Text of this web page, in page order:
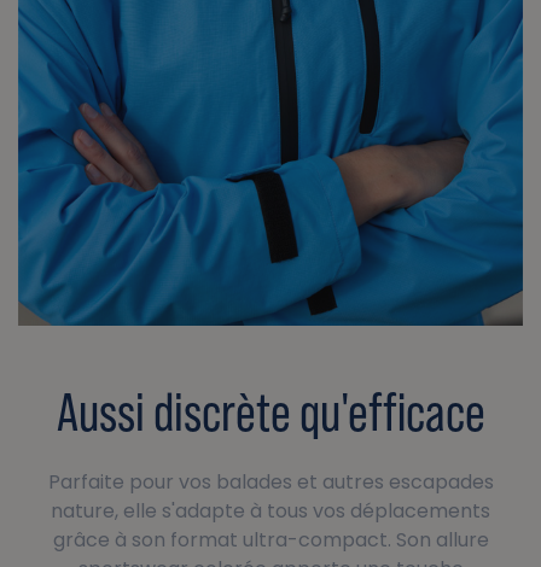
Aussi discrète qu'efficace
Parfaite pour vos balades et autres escapades
nature, elle s'adapte à tous vos déplacements
grâce à son format ultra-compact. Son allure